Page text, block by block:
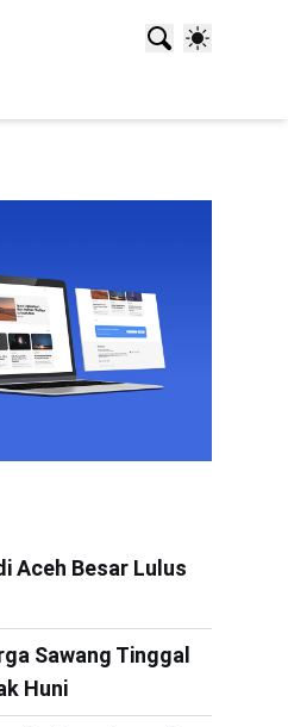
Aceh Besar Lulus
Sawang Tinggal
Huni